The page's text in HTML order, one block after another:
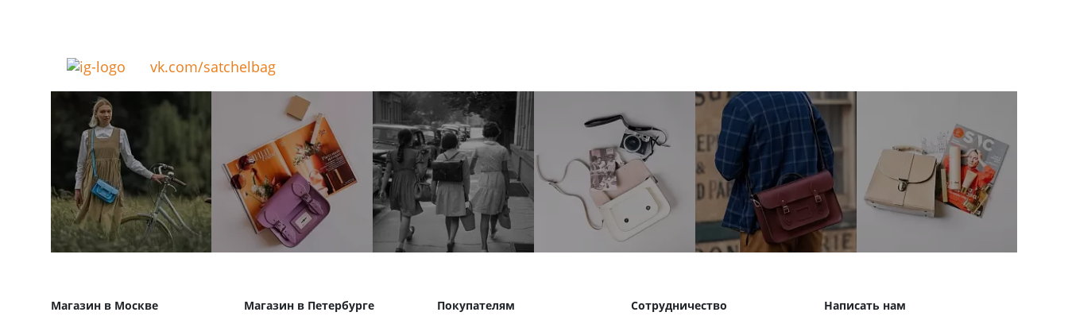
vk.com/satchelbag
Магазин в Москве
Магазин в Петербурге
Покупателям
Сотрудничество
Написать нам